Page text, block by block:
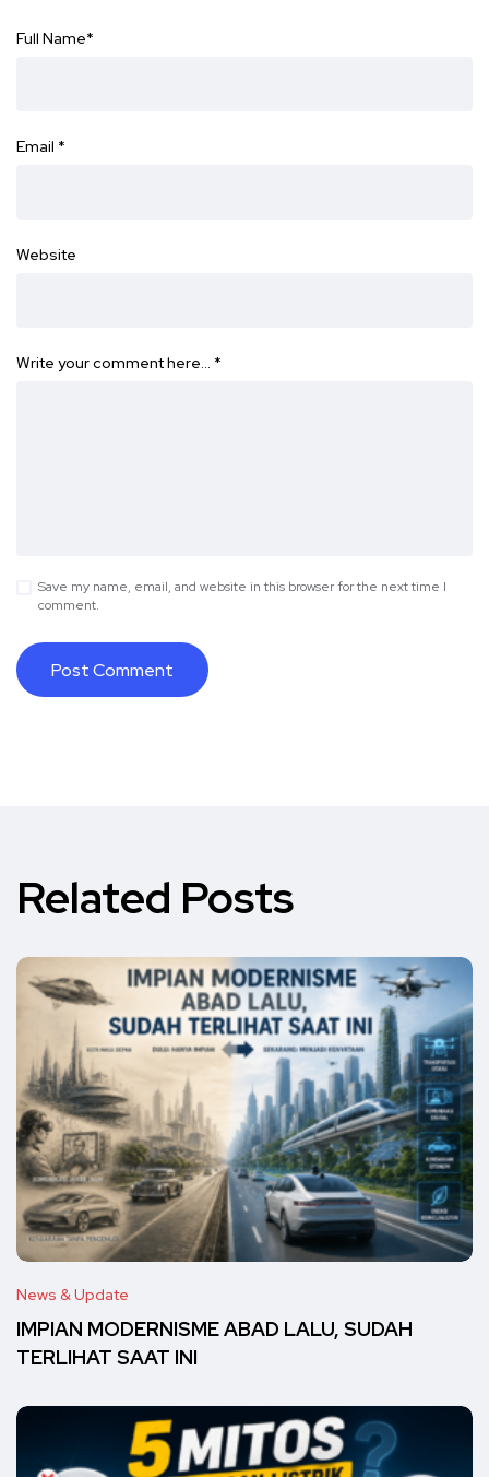
Full Name*
Email *
Website
Write your comment here… *
Save my name, email, and website in this browser for the next time I
comment.
Related Posts
News & Update
IMPIAN MODERNISME ABAD LALU, SUDAH
TERLIHAT SAAT INI